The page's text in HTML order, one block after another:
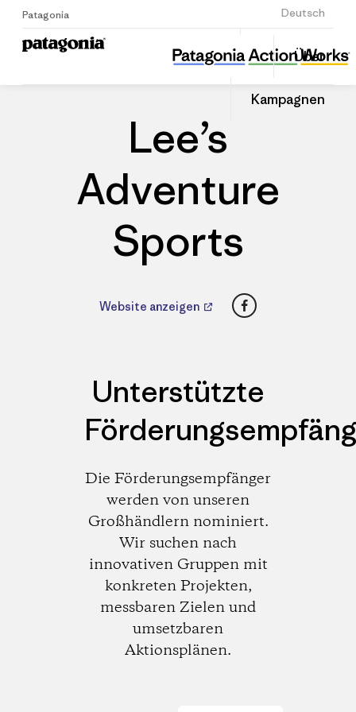
Patagonia Deutsch
Anmelden
Über
Kampagnen
Lee’s Adventure Sports
Diesen
Beitrag
Auf
teilen
Lee’s
Adventure
Sports
Website anzeigen Facebook
Unterstützte
Die Förderungsempfänger
werden von unseren
Großhändlern nominiert.
Wir suchen nach
innovativen Gruppen mit
konkreten Projekten,
messbaren Zielen und
umsetzbaren
Aktionsplänen.